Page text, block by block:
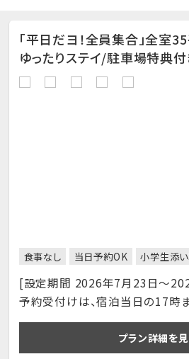
「平日だヨ！全員集合」全室
ゆったりステイ/駐車場特典付
食事なし 当日予約OK 小学生添
[設定期間 2026年7月23日～
予約受付けは、宿泊当日の17時
プラン詳細を